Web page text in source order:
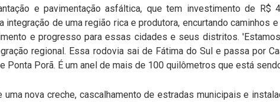
e pavimentação asfáltica, que tem investimento de R$
integração de uma região rica e produtora, encurtando caminhos
e progresso para essas cidades e seus distritos.
regional. Essa rodovia sai de Fátima do Sul e passa por
Ponta Porã. É um anel de mais de 100 quilômetros que está
nova creche, cascalhamento de estradas municipais e